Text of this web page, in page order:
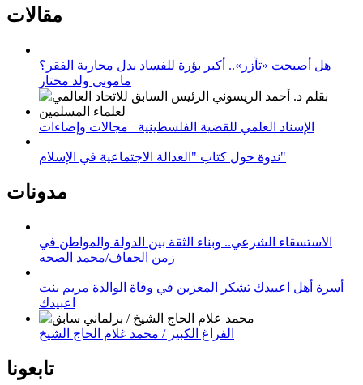
مقالات
هل أصبحت «تآزر».. أكبر بؤرة للفساد بدل محاربة الفقر؟
مامونى ولد مختار
الإسناد العلمي للقضية الفلسطينية_ مجالات وإضاءات
ندوة حول كتاب "العدالة الاجتماعية في الإسلام"
مدونات
الاستسقاء الشرعي.. وبناء الثقة بين الدولة والمواطن في
زمن الجفاف/محمد الصحه
أسرة أهل اعبيدك تشكر المعزين في وفاة الوالدة مريم بنت
اعبيدك
الفراغ الكبير / محمد غلام الحاج الشيخ
تابعونا